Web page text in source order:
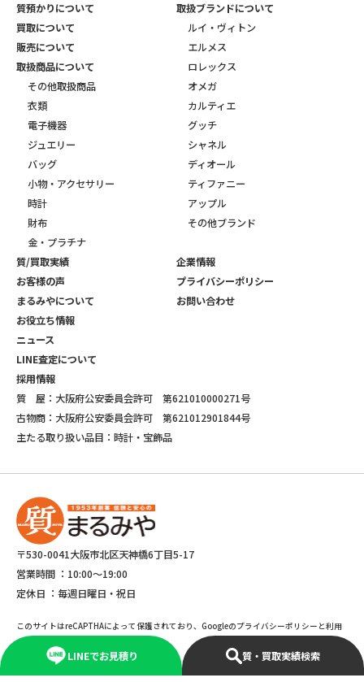
LINEでお見積り 質・買取実績検索
質預かりについて
買取について
販売について
取扱商品について
その他取扱商品
衣類
電子機器
ジュエリー
バッグ
小物・アクセサリー
時計
財布
金・プラチナ
取扱ブランドについて
ルイ・ヴィトン
エルメス
ロレックス
オメガ
カルティエ
グッチ
シャネル
ディオール
ティファニー
アップル
その他ブランド
質/買取実績
お客様の声
まるみやについて
お役立ち情報
ニュース
LINE査定について
採用情報
企業情報
プライバシーポリシー
お問い合わせ
質 屋：大阪府公安委員会許可 第621010000271号
古物商：大阪府公安委員会許可 第621012901844号
主たる取り扱い品目：時計・宝飾品
〒530-0041大阪市北区天神橋6丁目5-17
営業時間 ： 10:00～19:00
定休日 ： 毎週日曜日・祝日
このサイトはreCAPTHAによって保護されており、Googleのプライバシーポリシーと利用
規約が適応されます。